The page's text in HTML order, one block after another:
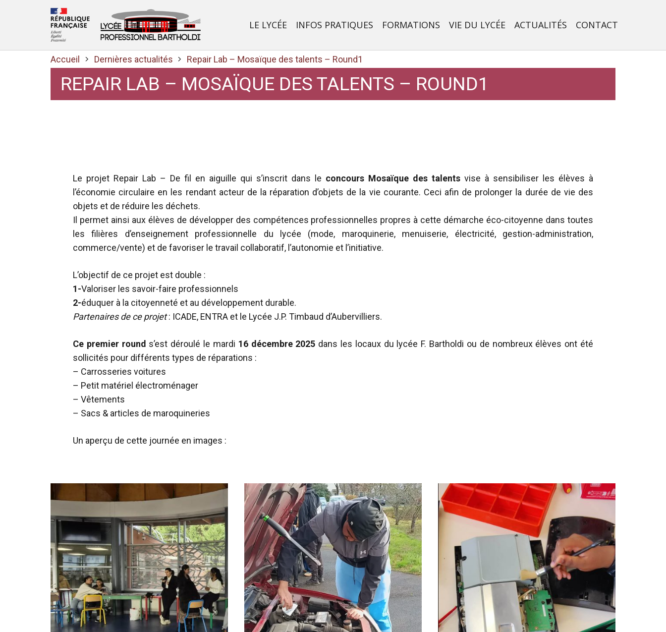
LE LYCÉE INFOS PRATIQUES FORMATIONS VIE DU LYCÉE ACTUALITÉS CONTACT
Accueil Dernières actualités Repair Lab – Mosaïque des talents – Round1
REPAIR LAB – MOSAÏQUE DES TALENTS – ROUND1
Le projet Repair Lab – De fil en aiguille qui s’inscrit dans le concours Mosaïque des talents vise à sensibiliser les élèves à
l’économie circulaire en les rendant acteur de la réparation d’objets de la vie courante. Ceci afin de prolonger la durée de vie des
objets et de réduire les déchets.
Il permet ainsi aux élèves de développer des compétences professionnelles propres à cette démarche éco-citoyenne dans toutes
les filières d’enseignement professionnelle du lycée (mode, maroquinerie, menuiserie, électricité, gestion-administration,
commerce/vente) et de favoriser le travail collaboratif, l’autonomie et l’initiative.
L’objectif de ce projet est double :
1-Valoriser les savoir-faire professionnels
2-éduquer à la citoyenneté et au développement durable.
Partenaires de ce projet: ICADE, ENTRA et le Lycée J.P. Timbaud d’Aubervilliers.
Ce premier round s’est déroulé le mardi 16 décembre 2025 dans les locaux du lycée F. Bartholdi ou de nombreux élèves ont été
sollicités pour différents types de réparations :
– Carrosseries voitures
– Petit matériel électroménager
– Vêtements
– Sacs & articles de maroquineries
Un aperçu de cette journée en images :